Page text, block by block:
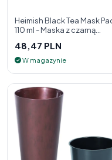
Heimish Black Tea Mask
110 ml - Maska z czarną
48,47 PLN
W magazynie